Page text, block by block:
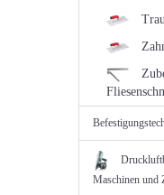
Maschinen und